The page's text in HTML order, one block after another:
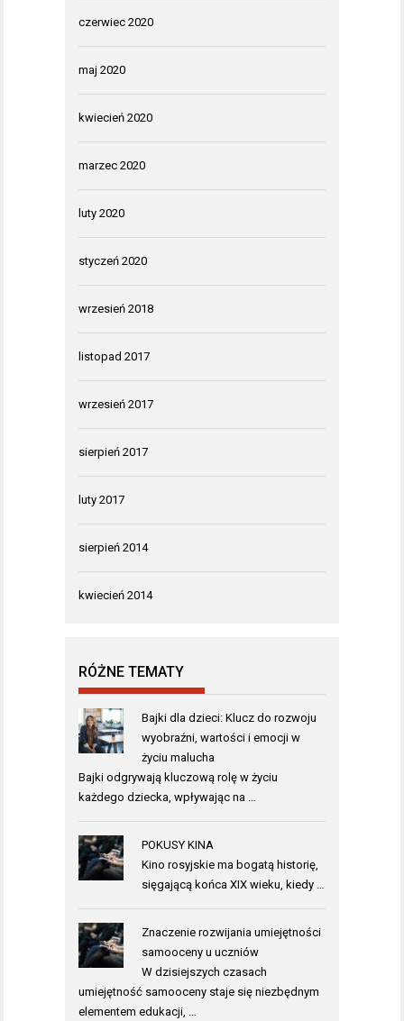
czerwiec 2020
maj 2020
kwiecień 2020
marzec 2020
luty 2020
styczeń 2020
wrzesień 2018
listopad 2017
wrzesień 2017
sierpień 2017
luty 2017
sierpień 2014
kwiecień 2014
RÓŻNE TEMATY
Bajki dla dzieci: Klucz do rozwoju
wyobraźni, wartości i emocji w
życiu malucha
Bajki odgrywają kluczową rolę w życiu
każdego dziecka, wpływając na …
POKUSY KINA
Kino rosyjskie ma bogatą historię,
sięgającą końca XIX wieku, kiedy …
Znaczenie rozwijania umiejętności
samooceny u uczniów
W dzisiejszych czasach
umiejętność samooceny staje się niezbędnym
elementem edukacji, …